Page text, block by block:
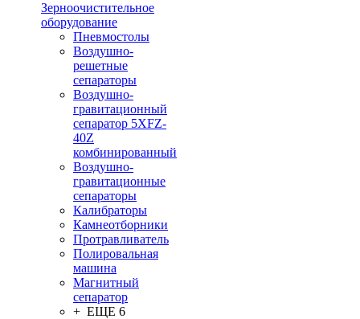
Зерноочистительное
оборудование
Пневмостолы
Воздушно-
решетные
сепараторы
Воздушно-
гравитационный
сепаратор 5XFZ-
40Z
комбинированный
Воздушно-
гравитационные
сепараторы
Калибраторы
Камнеотборники
Протравливатель
Полировальная
машина
Магнитный
сепаратор
+ ЕЩЕ 6